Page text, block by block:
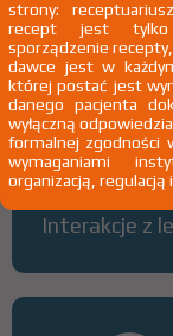
Wszystkie
Interakcje z
strony:
recept jest tylko
sporządzenie
dawce jest w
której postać jest
danego pacjenta
wyłączną
formalnej zgodności
wymaganiami
organizacją, regulacją